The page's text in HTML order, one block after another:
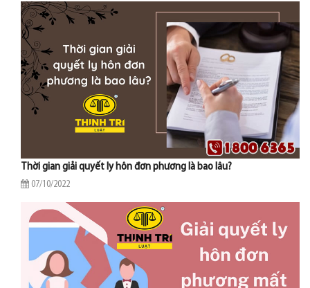
Thời gian giải quyết ly hôn đơn phương là bao lâu?
07/10/2022